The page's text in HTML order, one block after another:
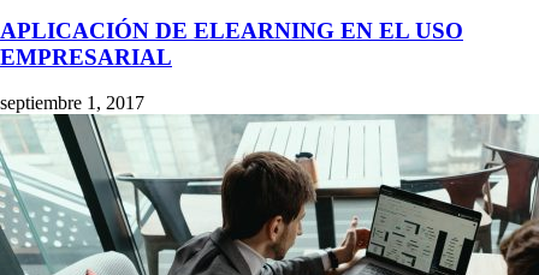
APLICACIÓN DE ELEARNING EN EL USO
EMPRESARIAL
septiembre 1, 2017